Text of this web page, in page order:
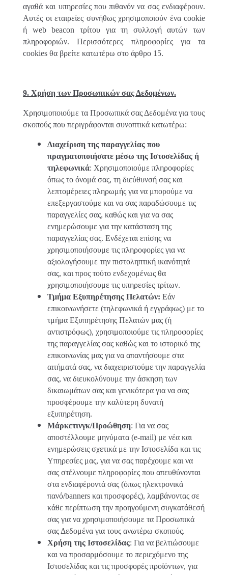
αγαθά και υπηρεσίες που πιθανόν να σας ενδιαφέρουν.
Αυτές οι εταιρείες συνήθως χρησιμοποιούν ένα cookie
ή web beacon τρίτου για τη συλλογή αυτών των
πληροφοριών. Περισσότερες πληροφορίες για τα
cookies θα βρείτε κατωτέρω στο άρθρο 15.
9. Χρήση των Προσωπικών σας Δεδομένων.
Χρησιμοποιούμε τα Προσωπικά σας Δεδομένα για τους
σκοπούς που περιγράφονται συνοπτικά κατωτέρω:
Διαχείριση της παραγγελίας που
πραγματοποιήσατε μέσω της Ιστοσελίδας ή
τηλεφωνικά: Χρησιμοποιούμε πληροφορίες
όπως το όνομά σας, τη διεύθυνσή σας και
λεπτομέρειες πληρωμής για να μπορούμε να
επεξεργαστούμε και να σας παραδώσουμε τις
παραγγελίες σας, καθώς και για να σας
ενημερώσουμε για την κατάσταση της
παραγγελίας σας. Ενδέχεται επίσης να
χρησιμοποιήσουμε τις πληροφορίες για να
αξιολογήσουμε την πιστοληπτική ικανότητά
σας, και προς τούτο ενδεχομένως θα
χρησιμοποιήσουμε τις υπηρεσίες τρίτων.
Τμήμα Εξυπηρέτησης Πελατών: Εάν
επικοινωνήσετε (τηλεφωνικά ή εγγράφως) με το
τμήμα Εξυπηρέτησης Πελατών μας (ή
αντιστρόφως), χρησιμοποιούμε τις πληροφορίες
της παραγγελίας σας καθώς και το ιστορικό της
επικοινωνίας μας για να απαντήσουμε στα
αιτήματά σας, να διαχειριστούμε την παραγγελία
σας, να διευκολύνουμε την άσκηση των
δικαιωμάτων σας και γενικότερα για να σας
προσφέρουμε την καλύτερη δυνατή
εξυπηρέτηση.
Μάρκετινγκ/Προώθηση: Για να σας
αποστέλλουμε μηνύματα (e-mail) με νέα και
ενημερώσεις σχετικά με την Ιστοσελίδα και τις
Υπηρεσίες μας, για να σας παρέχουμε και να
σας στέλνουμε πληροφορίες που απευθύνονται
στα ενδιαφέροντά σας (όπως ηλεκτρονικά
πανό/banners και προσφορές), λαμβάνοντας σε
κάθε περίπτωση την προηγούμενη συγκατάθεσή
σας για να χρησιμοποιήσουμε τα Προσωπικά
σας Δεδομένα για τους ανωτέρω σκοπούς.
Χρήση της Ιστοσελίδας: Για να βελτιώσουμε
και να προσαρμόσουμε το περιεχόμενο της
Ιστοσελίδας και τις προσφορές προϊόντων, για